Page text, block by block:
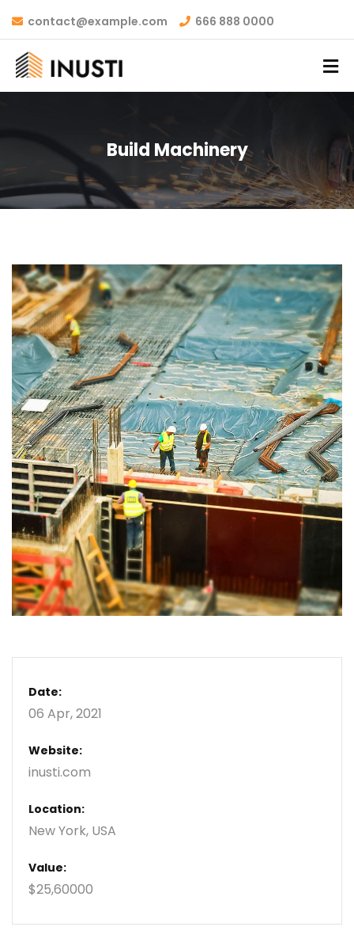
contact@example.com 666 888 0000
Build Machinery
Date:
06 Apr, 2021
Website:
inusti.com
Location:
New York, USA
Value:
$25,60000